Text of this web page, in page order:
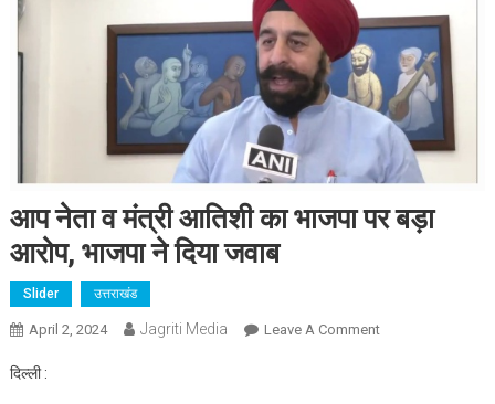
आप नेता व मंत्री आतिशी का भाजपा पर बड़ा
आरोप, भाजपा ने दिया जवाब
Slider उत्तराखंड
April 2, 2024 Jagriti Media Leave A CommentOn
दिल्ली :